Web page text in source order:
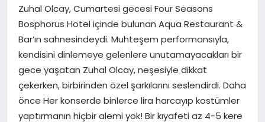
MAGAZIN
KÖŞE YAZILARI
Zuhal Olcay, Cumartesi gecesi Four Seasons
Bosphorus Hotel içinde bulunan Aqua Restaurant &
Bar’ın sahnesindeydi. Muhteşem performansıyla,
kendisini dinlemeye gelenlere unutamayacakları bir
gece yaşatan Zuhal Olcay, neşesiyle dikkat
çekerken, birbirinden özel şarkılarını seslendirdi. Daha
önce Her konserde binlerce lira harcayıp kostümler
yaptırmanın hiçbir alemi yok! Bir kıyafeti az 4-5 kere